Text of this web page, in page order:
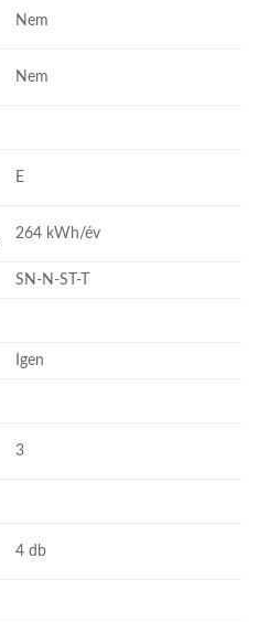
Nem
Nem
E
264 kWh/év
SN-N-ST-T
Igen
3
4 db